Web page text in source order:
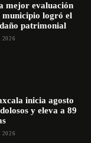
mejor evaluación
municipio logró el
patrimonial
2026
inicia agosto
y eleva a 89
2026